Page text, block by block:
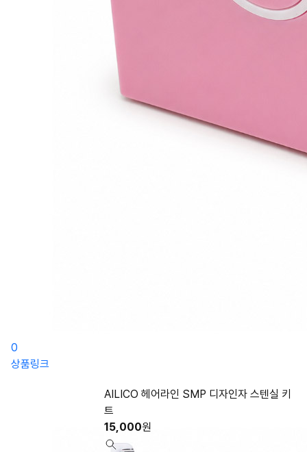
0
상품링크
AILICO 헤어라인 SMP 디자인자 스텐실 키
트
15,000원